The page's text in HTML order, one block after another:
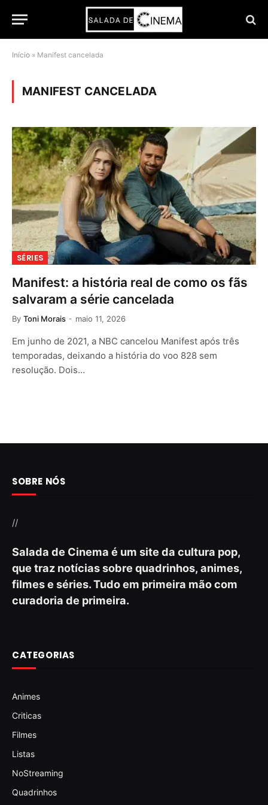
Início » Manifest cancelada
MANIFEST CANCELADA
SÉRIES
Manifest: a história real de como os fãs
salvaram a série cancelada
By Toni Morais maio 11, 2026
Em junho de 2021, a NBC cancelou Manifest após três
temporadas, deixando a história do voo 828 sem
resolução. Dois…
SOBRE NÓS
//
Salada de Cinema é um site da cultura pop,
que traz notícias sobre quadrinhos, animes,
filmes e séries. Tudo em primeira mão com
curadoria de primeira.
CATEGORIAS
Animes
Criticas
Filmes
Listas
NoStreaming
Quadrinhos